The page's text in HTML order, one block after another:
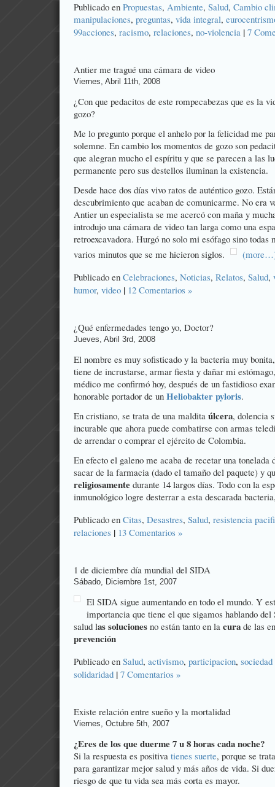
Publicado en Propuestas, Ambiente, Salud, Cambio
manipulaciones, preguntas, vida integral,
99acciones, racismo, relaciones, no-violencia | 7
Antier me tragué una cámara de video
Viernes, Abril 11th, 2008
¿Con que pedacitos de este rompecabezas que es la
gozo?
Me lo pregunto porque el anhelo por la felicidad me
solemne. En cambio los momentos de gozo son
que alegran mucho el espíritu y que se parecen a las
permanente pero sus destellos iluminan la existencia.
Desde hace dos días vivo ratos de auténtico gozo.
descubrimiento que acaban de comunicarme. No era
Antier un especialista se me acercó con maña y
introdujo una cámara de video tan larga como una
retroexcavadora. Hurgó no solo mi esófago sino todas
varios minutos que se me hicieron siglos.
Publicado en Celebraciones, Noticias, Relatos, Salud,
humor, video | 12 Comentarios »
¿Qué enfermedades tengo yo, Doctor?
Jueves, Abril 3rd, 2008
El nombre es muy sofisticado y la bacteria muy
tiene de incrustarse, armar fiesta y dañar mi
médico me confirmó hoy, después de un fastidioso
honorable portador de un Heliobakter pyloris.
En cristiano, se trata de una maldita úlcera, dolencia
incurable que ahora puede combatirse con armas
de arrendar o comprar el ejército de Colombia.
En efecto el galeno me acaba de recetar una tonelada
sacar de la farmacia (dado el tamaño del paquete) y
religiosamente durante 14 largos días. Todo con la
inmunológico logre desterrar a esta descarada
Publicado en Citas, Desastres, Salud, resistencia
relaciones | 13 Comentarios »
1 de diciembre día mundial del SIDA
Sábado, Diciembre 1st, 2007
El SIDA sigue aumentando en todo el mundo. Y
importancia que tiene el que sigamos hablando
salud las soluciones no están tanto en la cura de las
prevención
Publicado en Salud, activismo, participacion,
solidaridad | 7 Comentarios »
Existe relación entre sueño y la mortalidad
Viernes, Octubre 5th, 2007
¿Eres de los que duerme 7 u 8 horas cada noche?
Si la respuesta es positiva tienes suerte, porque se
para garantizar mejor salud y más años de vida. Si
riesgo de que tu vida sea más corta es mayor.